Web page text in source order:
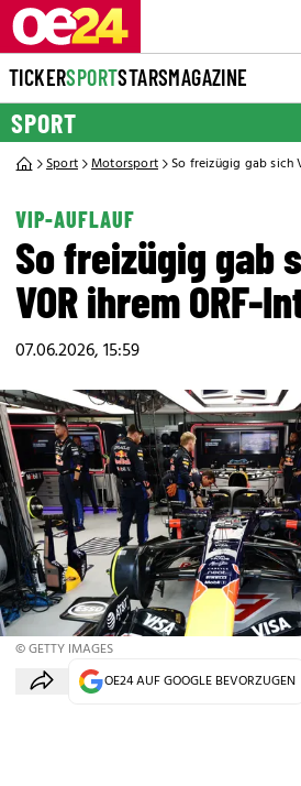
TICKERSPORTSTARSMAGAZINE
SPORT
Sport Motorsport So freizügig gab sich
VIP-AUFLAUF
So freizügig gab
VOR ihrem ORF-
07.06.2026, 15:59
© GETTY IMAGES
OE24 AUF GOOGLE BEVORZUGEN